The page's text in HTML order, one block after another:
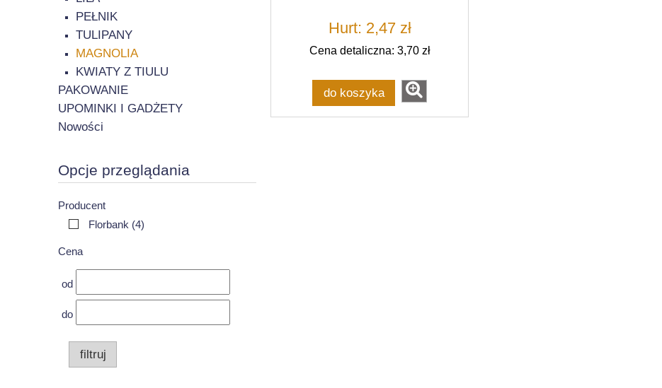
PEŁNIK
TULIPANY
MAGNOLIA
KWIATY Z TIULU
PAKOWANIE
UPOMINKI I GADŻETY
Nowości
Opcje przeglądania
Producent
Florbank (4)
Cena
od
do
filtruj
Hurt: 2,47 zł
Cena detaliczna: 3,70 zł
do koszyka